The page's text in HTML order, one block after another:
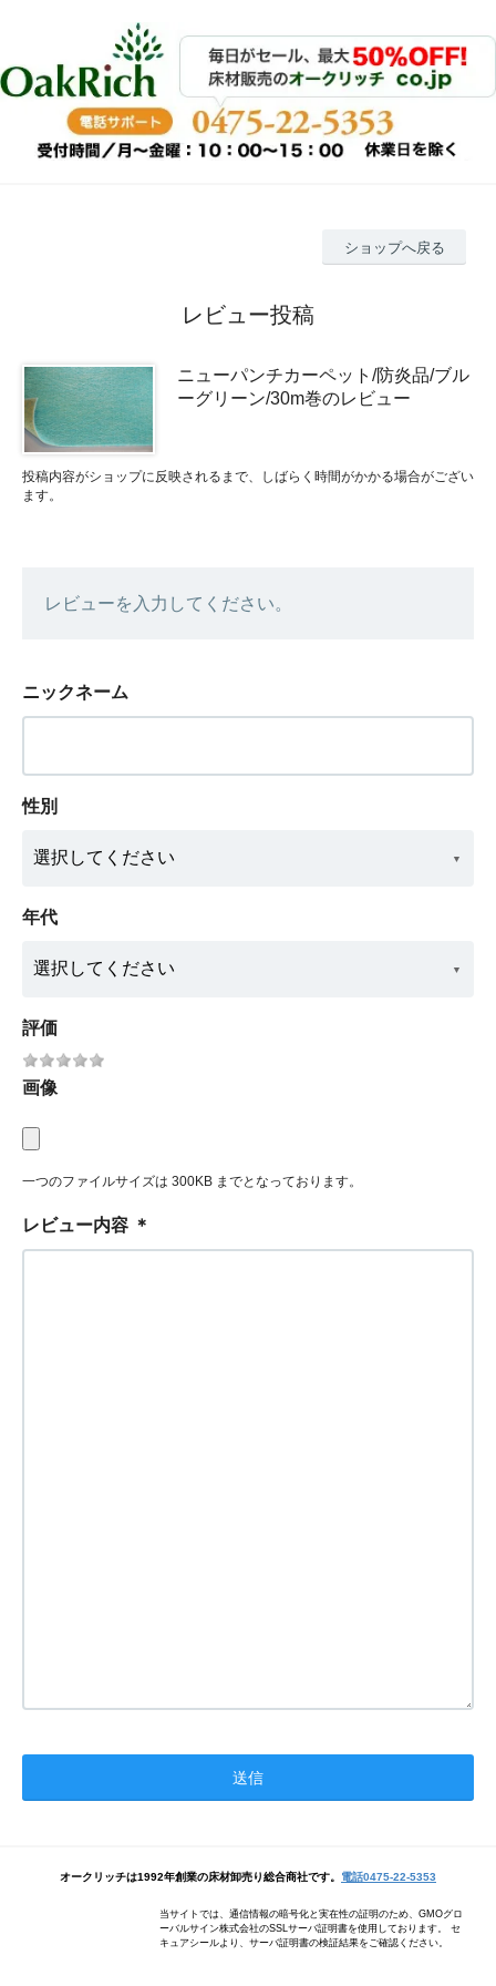
ショップへ戻る
レビュー投稿
ニューパンチカーペット/防炎品/ブル
ーグリーン/30m巻のレビュー
投稿内容がショップに反映されるまで、しばらく時間がかかる場合がござい
ます。
レビューを入力してください。
ニックネーム
性別
年代
評価
画像
一つのファイルサイズは 300KB までとなっております。
レビュー内容 ＊
オークリッチは1992年創業の床材卸売り総合商社です。 電話0475-22-5353
当サイトでは、通信情報の暗号化と実在性の証明のため、GMOグロ
ーバルサイン株式会社のSSLサーバ証明書を使用しております。 セ
キュアシールより、サーバ証明書の検証結果をご確認ください。